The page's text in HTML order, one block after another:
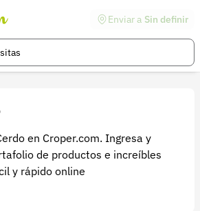
Enviar a Sin definir
en Croper.com. Ingresa y
de productos e increíbles
y rápido online